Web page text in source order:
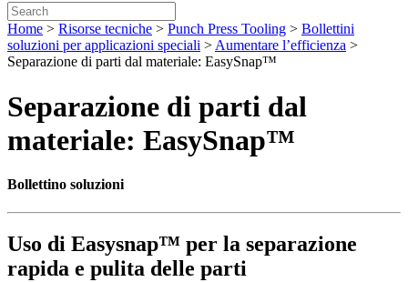
Search:
Home > Risorse tecniche > Punch Press Tooling > Bollettini
soluzioni per applicazioni speciali > Aumentare l’efficienza >
Separazione di parti dal materiale: EasySnap™
Separazione di parti dal
materiale: EasySnap™
Bollettino soluzioni
Uso di Easysnap™ per la separazione
rapida e pulita delle parti